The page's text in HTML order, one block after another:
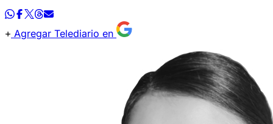
Agregar Telediario en